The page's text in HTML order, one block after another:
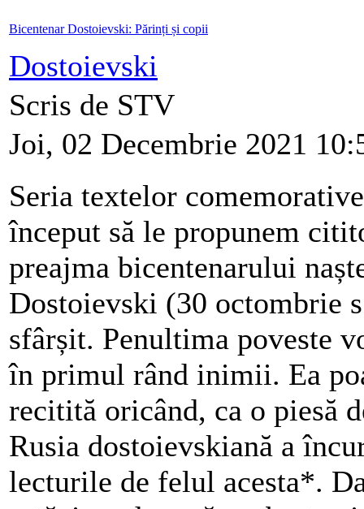
Bicentenar Dostoievski: Părinți și copii
Dostoievski
Scris de STV
Joi, 02 Decembrie 2021
Seria textelor
început să le propunem
preajma bicentenarului
Dostoievski (30 octombrie
sfârșit. Penultima poveste
în primul rând inimii. Ea
recitită oricând, ca o piesă
Rusia dostoievskiană a
lecturile de felul acesta*.